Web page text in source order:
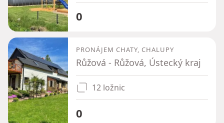
0
PRONÁJEM CHATY, CHALUPY
Růžová - Růžová, Ústecký kraj
12 ložnic
0